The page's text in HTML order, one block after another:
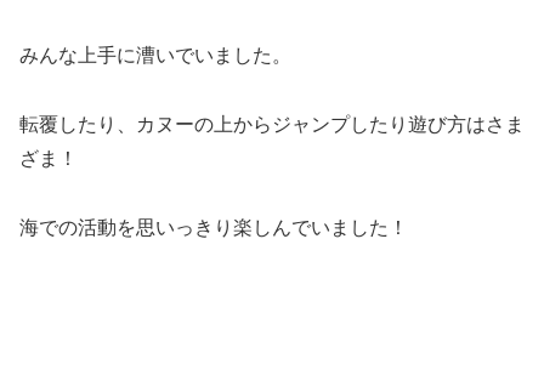
みんな上手に漕いでいました。
転覆したり、カヌーの上からジャンプしたり遊び方はさま
ざま！
海での活動を思いっきり楽しんでいました！